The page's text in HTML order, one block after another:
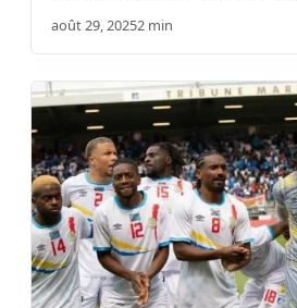
août 29, 20252 min